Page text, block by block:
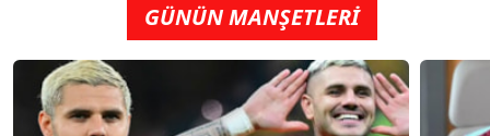
GÜNÜN MANŞETLERİ